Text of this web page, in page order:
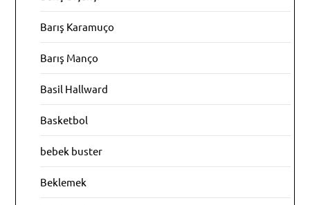
Barış Karamuço
Barış Manço
Basil Hallward
Basketbol
bebek buster
Beklemek